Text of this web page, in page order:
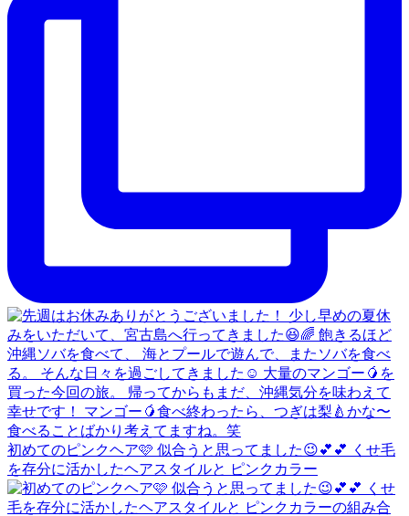
初めてのピンクヘア🩷 似合うと思ってました😉💕💕 くせ毛
を存分に活かしたヘアスタイルと ピンクカラー